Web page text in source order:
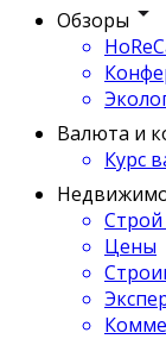
Обзоры
Валюта и
Курс
Цены